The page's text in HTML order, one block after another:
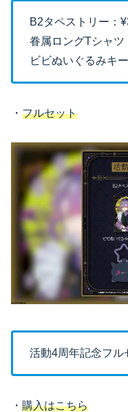
B2タペストリー：
眷属ロングTシャツ
ビビぬいぐるみキ
・ フルセット
活動4周年記念フル
・ 購入はこちら